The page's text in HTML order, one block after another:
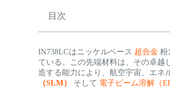
目次
IN738LCはニッケルベース 超合金 粉
ている。この先端材料は、その卓越
造する能力により、航空宇宙、エ
（SLM）
そして 電子ビーム溶解（